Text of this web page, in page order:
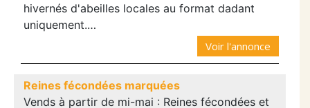
hivernés d'abeilles locales au format dadant
uniquement.…
Voir l'annonce
Reines fécondées marquées
Vends à partir de mi-mai : Reines fécondées et